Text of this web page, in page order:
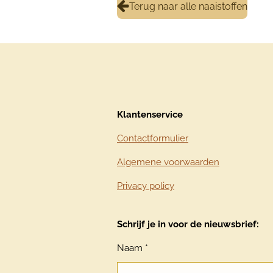
Terug naar alle naaistoffen
Klantenservice
Contactformulier
Algemene voorwaarden
Privacy policy
Schrijf je in voor de nieuwsbrief:
Naam *